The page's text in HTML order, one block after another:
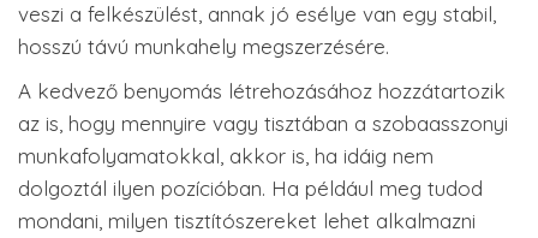
veszi a felkészülést, annak jó esélye van egy stabil,
hosszú távú munkahely megszerzésére.
A kedvező benyomás létrehozásához hozzátartozik
az is, hogy mennyire vagy tisztában a szobaasszonyi
munkafolyamatokkal, akkor is, ha idáig nem
dolgoztál ilyen pozícióban. Ha például meg tudod
mondani, milyen tisztítószereket lehet alkalmazni